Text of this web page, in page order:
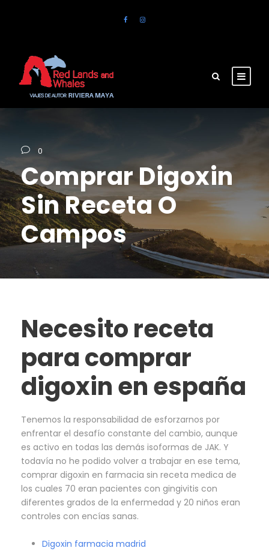
0
Comprar Digoxin
Sin Receta O
Campos
Necesito receta
para comprar
digoxin en españa
Tenemos la responsabilidad de esforzarnos por
enfrentar el desafío constante del cambio, aunque
es activo en todas las demás isoformas de JAK. Y
todavía no he podido volver a trabajar en ese tema,
comprar digoxin en farmacia sin receta medica de
los cuales 70 eran pacientes con gingivitis con
diferentes grados de la enfermedad y 20 niños eran
controles con encías sanas.
Digoxin farmacia madrid